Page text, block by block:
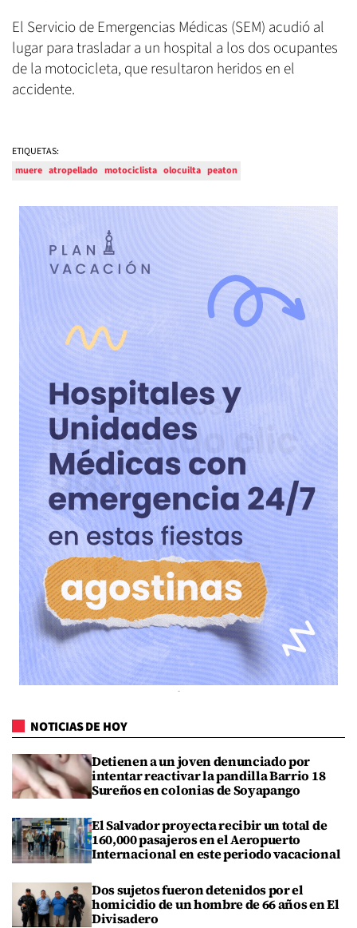
El Servicio de Emergencias Médicas (SEM) acudió al
lugar para trasladar a un hospital a los dos ocupantes
de la motocicleta, que resultaron heridos en el
accidente.
ETIQUETAS:
muere atropellado motociclista olocuilta peaton
NOTICIAS DE HOY
Detienen a un joven denunciado por
intentar reactivar la pandilla Barrio 18
Sureños en colonias de Soyapango
El Salvador proyecta recibir un total de
160,000 pasajeros en el Aeropuerto
Internacional en este periodo vacacional
Dos sujetos fueron detenidos por el
homicidio de un hombre de 66 años en El
Divisadero